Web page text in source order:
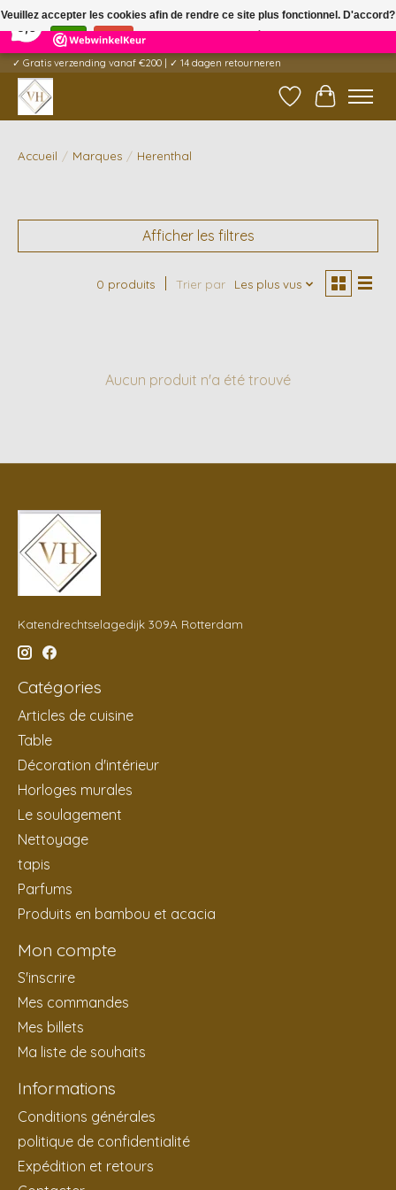
5 Reviews ×
✓ Gratis verzending vanaf €200 | ✓ 14 dagen retourneren
Liste dePanier
Accueil / Marques / Herenthal
Afficher les filtres
0 produits Trier par Les plus vus
Aucun produit n'a été trouvé
Katendrechtselagedijk 309A Rotterdam
Catégories
Articles de cuisine
Table
Décoration d'intérieur
Horloges murales
Le soulagement
Nettoyage
tapis
Parfums
Produits en bambou et acacia
Mon compte
S'inscrire
Mes commandes
Mes billets
Ma liste de souhaits
Informations
Conditions générales
politique de confidentialité
Expédition et retours
Veuillez accepter les cookies afin de rendre ce site plus fonctionnel. D'accord?
Oui
Non En savoir plus sur les témoins (cookies) »